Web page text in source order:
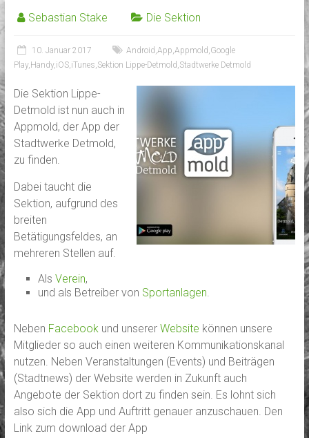
Sebastian Stake Die Sektion
10. Januar 2017 Android App Appmold Google
Play, Handy, iOS, iTunes Sektion Lippe-Detmold Stadtwerke Detmold
Die Sektion Lippe-
Detmold ist nun auch in
Appmold, der App der
Stadtwerke Detmold,
zu finden.
Dabei taucht die
Sektion, aufgrund des
breiten
Betätigungsfeldes, an
mehreren Stellen auf.
Als Verein,
und als Betreiber von Sportanlagen
Neben Facebook und unserer Website können unsere
Mitglieder so auch einen weiteren Kommunikationskanal
nutzen. Neben Veranstaltungen (Events) und Beiträgen
(Stadtnews) der Website werden in Zukunft auch
Angebote der Sektion dort zu finden sein. Es lohnt sich
also sich die App und Auftritt genauer anzuschauen. Den
Link zum download der App